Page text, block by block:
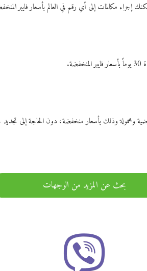
ومحمولة وذلك بأسعار منخفضة، دون الحاجة
بحث عن المزيد من الوجهات